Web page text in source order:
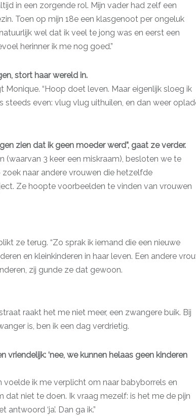
in een zorgende rol. Mijn vader had zelf een
Toen op mijn 18e een klasgenoot per ongeluk
wel dat ik veel te jong was en eerst een
herinner ik me nog goed.”
stort haar wereld in.
Monique. “Hoop doet leven. Maar eigenlijk sloeg ik
steeds even: vlug vlug uithuilen, en dan weer
zien dat ik geen moeder werd”, gaat ze verder.
(waarvan 3 keer een miskraam), besloten we te
naar andere vrouwen die hetzelfde
Ze hoopte voorbeelden te vinden van vrouwen
ze terug. “Zo sprak ik iemand die een nieuwe
en kleinkinderen in haar leven. Een andere
zij gunde ze dat gewoon.
raakt het me niet meer, een zwangere buik. Bij
is, ben ik een dag verdrietig.
vriendelijk: ‘nee, we kunnen helaas geen kinderen
voelde ik me verplicht om naar babyborrels en
dat niet te doen. Ik vraag mezelf: is het me de pijn
‘ja’. Dan ga ik.”